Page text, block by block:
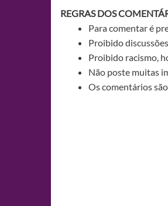
REGRAS DOS
Para comentar é
Proibido
Proibido racismo,
Não poste muitas
Os comentários